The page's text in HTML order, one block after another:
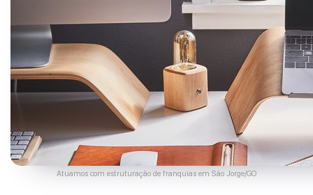
Atuamos com estruturação de franquias em São Jorge/GO